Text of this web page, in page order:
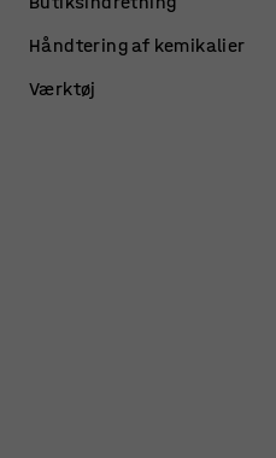
Håndtering af kemikalier
Værktøj